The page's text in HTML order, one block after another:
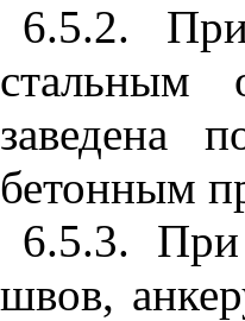
6.5.2.
стальным
заведена
бетонным
6.5.3. При
швов,